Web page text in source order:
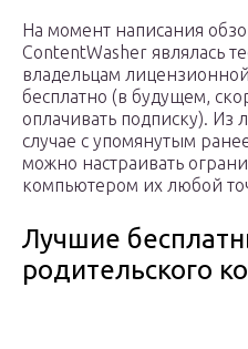
На момент написания
ContentWasher являлась
владельцам
бесплатно (в будущем,
оплачивать подписку). Из
случае с упомянутым
можно настраивать
компьютером их любой
Лучшие
родительского